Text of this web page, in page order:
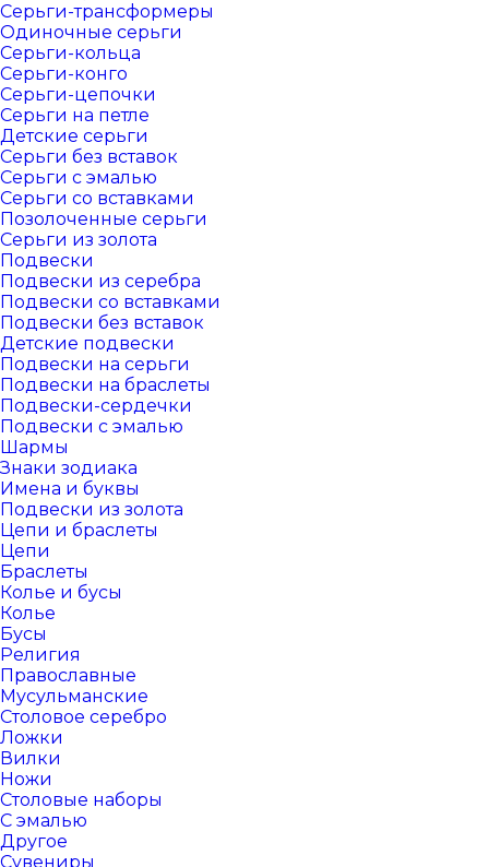
Серьги-трансформеры
Одиночные серьги
Серьги-кольца
Серьги-конго
Серьги-цепочки
Серьги на петле
Детские серьги
Серьги без вставок
Серьги с эмалью
Серьги со вставками
Позолоченные серьги
Серьги из золота
Подвески
Подвески из серебра
Подвески со вставками
Подвески без вставок
Детские подвески
Подвески на серьги
Подвески на браслеты
Подвески-сердечки
Подвески с эмалью
Шармы
Знаки зодиака
Имена и буквы
Подвески из золота
Цепи и браслеты
Цепи
Браслеты
Колье и бусы
Колье
Бусы
Религия
Православные
Мусульманские
Столовое серебро
Ложки
Вилки
Ножи
Столовые наборы
С эмалью
Другое
Сувениры